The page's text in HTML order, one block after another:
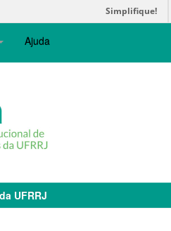
Simplifique!
Ajuda
UFRRJ